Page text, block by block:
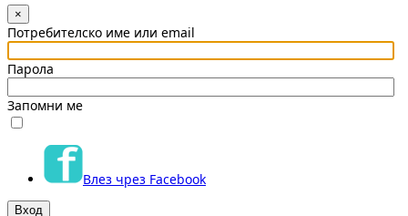
×
Потребителско име или email
Парола
Запомни ме
Влез чрез Facebook